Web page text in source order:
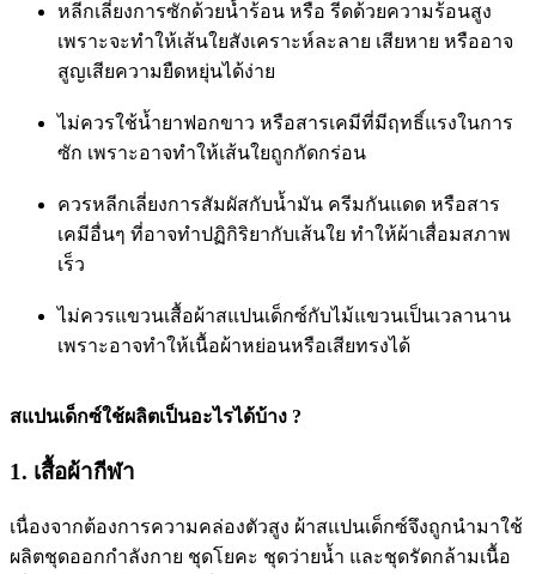
หลีกเลี่ยงการซักด้วยน้ำร้อน หรือ รีดด้วยความร้อนสูง
เพราะจะทำให้เส้นใยสังเคราะห์ละลาย เสียหาย หรืออาจ
สูญเสียความยืดหยุ่นได้ง่าย
ไม่ควรใช้น้ำยาฟอกขาว หรือสารเคมีที่มีฤทธิ์แรงในการ
ซัก เพราะอาจทำให้เส้นใยถูกกัดกร่อน
ควรหลีกเลี่ยงการสัมผัสกับน้ำมัน ครีมกันแดด หรือสาร
เคมีอื่นๆ ที่อาจทำปฏิกิริยากับเส้นใย ทำให้ผ้าเสื่อมสภาพ
เร็ว
ไม่ควรแขวนเสื้อผ้าสแปนเด็กซ์กับไม้แขวนเป็นเวลานาน
เพราะอาจทำให้เนื้อผ้าหย่อนหรือเสียทรงได้
สแปนเด็กซ์ใช้ผลิตเป็นอะไรได้บ้าง ?
1. เสื้อผ้ากีฬา
เนื่องจากต้องการความคล่องตัวสูง ผ้าสแปนเด็กซ์จึงถูกนำมาใช้
ผลิตชุดออกกำลังกาย ชุดโยคะ ชุดว่ายน้ำ และชุดรัดกล้ามเนื้อ